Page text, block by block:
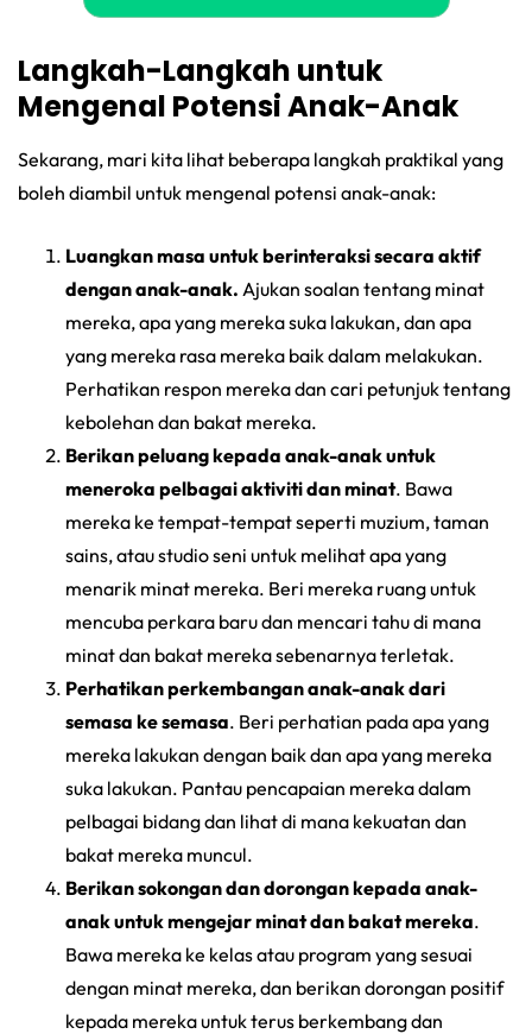
Langkah-Langkah untuk
Mengenal Potensi Anak-Anak
Sekarang, mari kita lihat beberapa langkah praktikal yang
boleh diambil untuk mengenal potensi anak-anak:
Luangkan masa untuk berinteraksi secara aktif
dengan anak-anak. Ajukan soalan tentang minat
mereka, apa yang mereka suka lakukan, dan apa
yang mereka rasa mereka baik dalam melakukan.
Perhatikan respon mereka dan cari petunjuk tentang
kebolehan dan bakat mereka.
Berikan peluang kepada anak-anak untuk
meneroka pelbagai aktiviti dan minat. Bawa
mereka ke tempat-tempat seperti muzium, taman
sains, atau studio seni untuk melihat apa yang
menarik minat mereka. Beri mereka ruang untuk
mencuba perkara baru dan mencari tahu di mana
minat dan bakat mereka sebenarnya terletak.
Perhatikan perkembangan anak-anak dari
semasa ke semasa. Beri perhatian pada apa yang
mereka lakukan dengan baik dan apa yang mereka
suka lakukan. Pantau pencapaian mereka dalam
pelbagai bidang dan lihat di mana kekuatan dan
bakat mereka muncul.
Berikan sokongan dan dorongan kepada anak-
anak untuk mengejar minat dan bakat mereka.
Bawa mereka ke kelas atau program yang sesuai
dengan minat mereka, dan berikan dorongan positif
kepada mereka untuk terus berkembang dan